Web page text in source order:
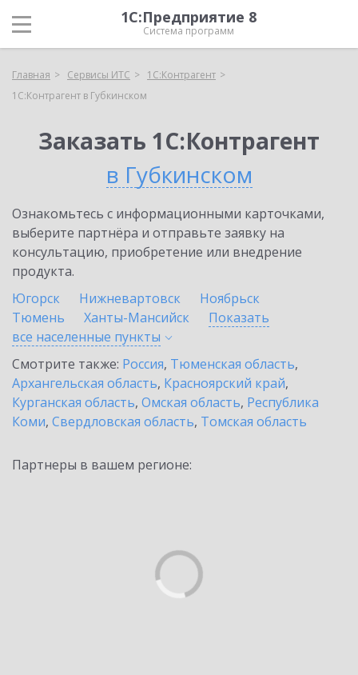
1С:Предприятие 8
Система программ
Главная Сервисы ИТС
1С:Контрагент
1С:Контрагент в Губкинском
Заказать 1С:Контрагент
в Губкинском
Ознакомьтесь с информационными карточками,
выберите партнёра и отправьте заявку на
консультацию, приобретение или внедрение
продукта.
Югорск
Нижневартовск
Ноябрьск
Тюмень
Ханты-Мансийск
Показать
все населенные пункты
Смотрите также: Россия, Тюменская область,
Архангельская область, Красноярский край,
Курганская область, Омская область, Республика
Коми, Свердловская область, Томская область
Партнеры в вашем регионе: